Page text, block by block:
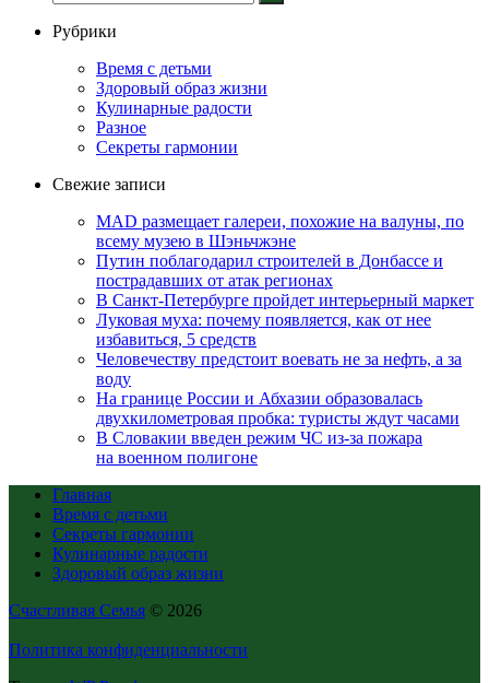
Рубрики
Время с детьми
Здоровый образ жизни
Кулинарные радости
Разное
Секреты гармонии
Свежие записи
MAD размещает галереи, похожие на валуны, по
всему музею в Шэньчжэне
Путин поблагодарил строителей в Донбассе и
пострадавших от атак регионах
В Санкт-Петербурге пройдет интерьерный маркет
Луковая муха: почему появляется, как от нее
избавиться, 5 средств
Человечеству предстоит воевать не за нефть, а за
воду
На границе России и Абхазии образовалась
двухкилометровая пробка: туристы ждут часами
В Словакии введен режим ЧС из-за пожара
на военном полигоне
Главная
Время с детьми
Секреты гармонии
Кулинарные радости
Здоровый образ жизни
Счастливая Семья © 2026
Политика конфиденциальности